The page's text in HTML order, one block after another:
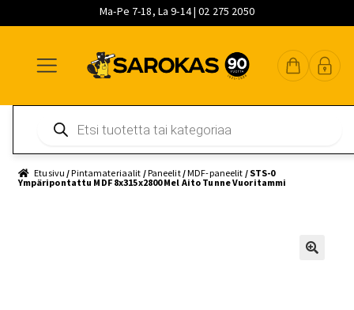
Ma-Pe 7-18, La 9-14 | 02 275 2050
navigointiin
sisältöön
pääsisältöön
search
Etusivu /Pintamateriaalit /Paneelit/MDF-paneelit / STS-0
Ympäripontattu MDF 8x315x2800 Mel Aito Tunne Vuoritammi